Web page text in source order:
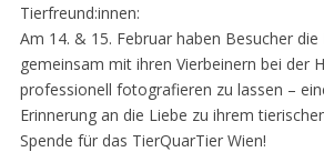
Tierfreund:innen:
Am 14. & 15. Februar haben Besucher
gemeinsam mit ihren Vierbeinern bei der
professionell fotografieren zu lassen –
Erinnerung an die Liebe zu ihrem
Spende für das TierQuarTier Wien!